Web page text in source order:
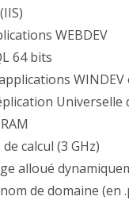
WEBDEV
64 bits
WINDEV
Universelle
calcul (3 GHz)
alloué
de domaine (en